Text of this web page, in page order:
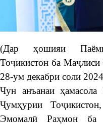
(Дар ҳошияи
Тоҷикистон ба
28-ум декабри соли
Чун анъанаи ҳамасола
Ҷумҳурии
Эмомалӣ Раҳмон